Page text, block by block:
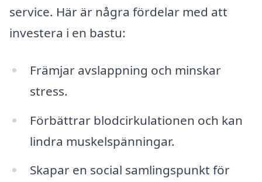
service. Här är några fördelar med att
investera i en bastu:
Främjar avslappning och minskar
stress.
Förbättrar blodcirkulationen och kan
lindra muskelspänningar.
Skapar en social samlingspunkt för